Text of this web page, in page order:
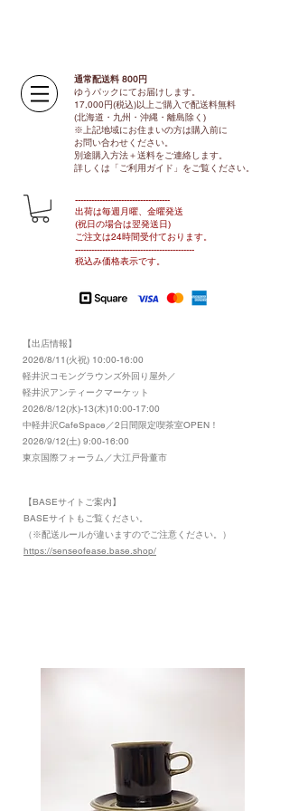
通常配送料 800円​
ゆうパックにてお届けします。
17,000円(税込)以上ご購入で配送料無料
(北海道・九州・沖縄・離島除く)
※上記地域にお住まいの方は購入前に
お問い合わせください。
別途購入方法＋送料をご連絡します。
​​詳しくは「ご利用ガイド」をご覧ください。
​-----------------------------------
出荷は毎週月曜、金曜発送
(祝日の場合は翌発送日)
ご注文は24時間受付ております​。
-------------------------------​-------​------
​税込み価格表示です。
【出店情報】
2026/8/11(火祝) 10:00-16:00
​軽井沢コモングラウンズ外回り屋外／
軽井沢アンティークマーケット
2026/8/12(水)-13(木)10:00-17:00
​中軽井沢CafeSpace／2日間限定喫茶室OPEN！
2026/9/12(土) 9:00-16:00
東京国際フォーラム／大江戸骨董市
【BASEサイトご案内】
​BASEサイトもご覧ください。
（※配送ルールが違いますのでご注意ください。）
https://senseofease.base.shop/